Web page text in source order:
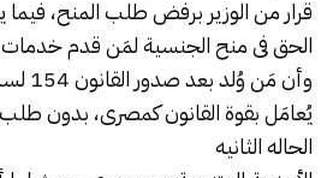
قرار من الوزير برفض طلب المنح،
الحق فى منح الجنسية لمَن قدم خدمات
يُعامَل بقوة القانون كمصرى، بدون
الحاله الثانيه